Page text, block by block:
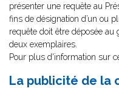
présenter une requête au
fins de désignation d’un ou
requête doit être déposée
deux exemplaires.
Pour plus d'information sur
La publicité de la